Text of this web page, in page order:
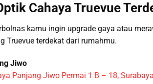
Cahaya Truevue
kamu ingin upgrade gaya atau
Truevue terdekat dari rumahmu.
Jiwo
Panjang Jiwo Permai 1 B – 18, Surabaya